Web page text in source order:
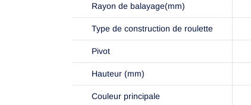
Rayon de balayage(mm)
Type de construction de roulette
Pivot
Hauteur (mm)
Couleur principale